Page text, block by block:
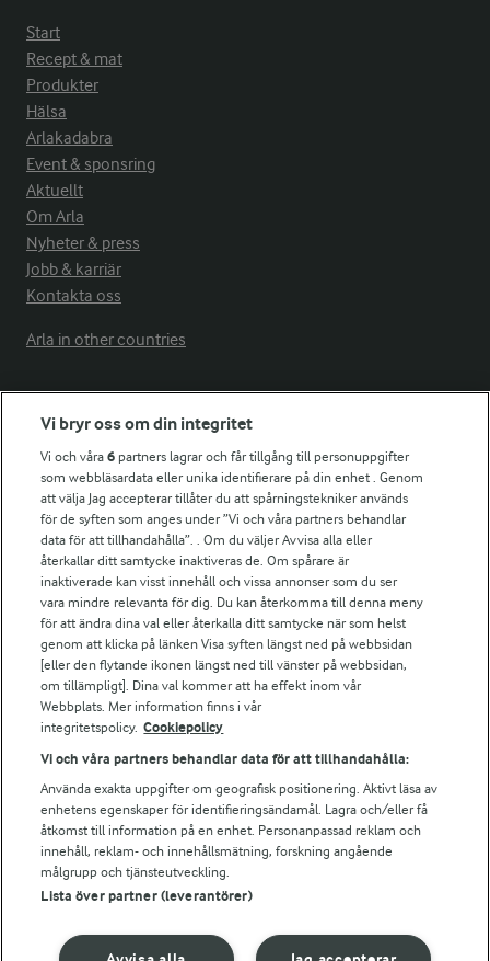
Start
Recept & mat
Produkter
Hälsa
Arlakadabra
Event & sponsring
Aktuellt
Om Arla
Nyheter & press
Jobb & karriär
Kontakta oss
Arla in other countries
Fler Arlasajter
För ägare
Arlas kundportal
Arla.com
Falbygdens Ost
Arla webbshop
Bildbank
Följ oss
© 2026 Arla Foods
Vi bryr oss om din integritet
Vi och våra6 partners lagrar och får tillgång till personuppgifter
som webbläsardata eller unika identifierare på din enhet . Genom
att välja Jag accepterar tillåter du att spårningstekniker används
för de syften som anges under ”Vi och våra partners behandlar
data för att tillhandahålla”. . Om du väljer Avvisa alla eller
återkallar ditt samtycke inaktiveras de. Om spårare är
inaktiverade kan visst innehåll och vissa annonser som du ser
vara mindre relevanta för dig. Du kan återkomma till denna meny
för att ändra dina val eller återkalla ditt samtycke när som helst
genom att klicka på länken Visa syften längst ned på webbsidan
[eller den flytande ikonen längst ned till vänster på webbsidan,
om tillämpligt]. Dina val kommer att ha effekt inom vår
Webbplats. Mer information finns i vår
integritetspolicy. Cookiepolicy
Vi och våra partners behandlar data för att tillhandahålla:
Använda exakta uppgifter om geografisk positionering. Aktivt läsa av
enhetens egenskaper för identifieringsändamål. Lagra och/eller få
åtkomst till information på en enhet. Personanpassad reklam och
innehåll, reklam- och innehållsmätning, forskning angående
målgrupp och tjänsteutveckling.
Lista över partner (leverantörer)